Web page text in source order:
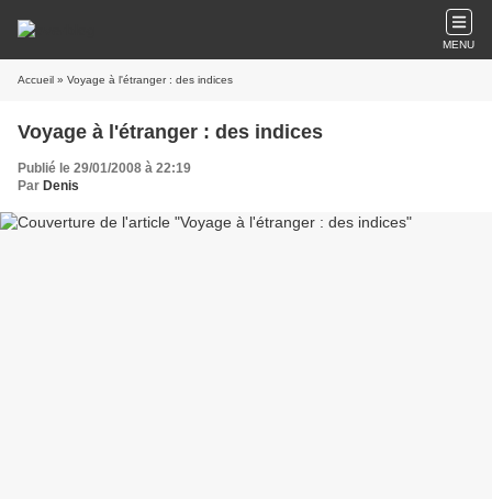
MENU
Accueil » Voyage à l'étranger : des indices
Voyage à l'étranger : des indices
Publié le 29/01/2008 à 22:19
Par Denis